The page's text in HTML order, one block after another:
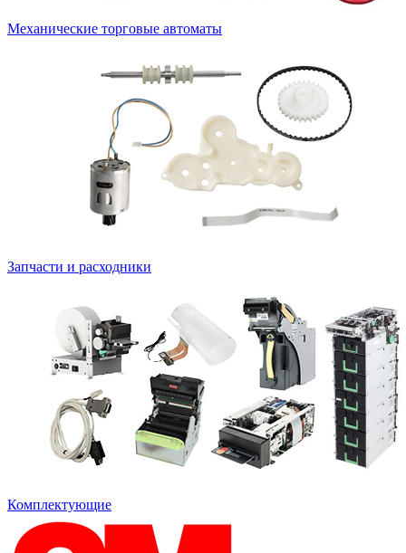
Механические торговые автоматы
Запчасти и расходники
Комплектующие